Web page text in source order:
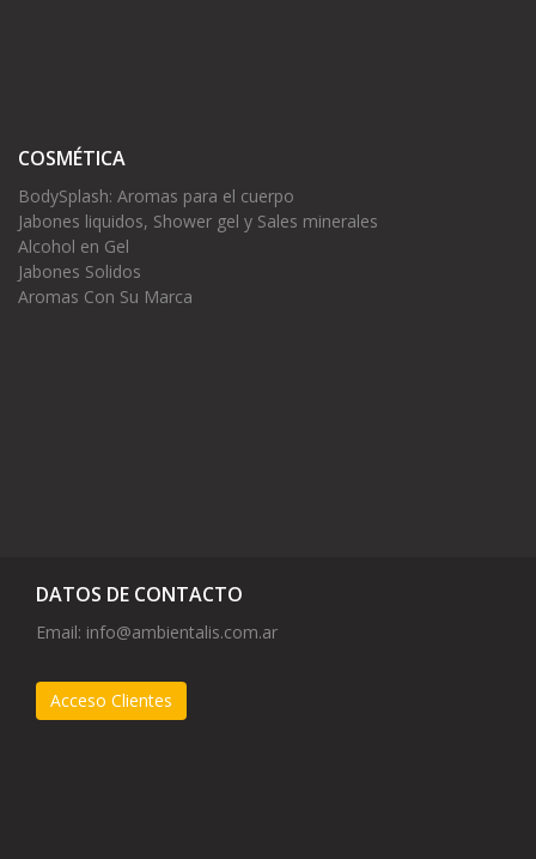
COSMÉTICA
BodySplash: Aromas para el cuerpo
Jabones liquidos, Shower gel y Sales minerales
Alcohol en Gel
Jabones Solidos
Aromas Con Su Marca
DATOS DE CONTACTO
Email: info@ambientalis.com.ar
Acceso Clientes